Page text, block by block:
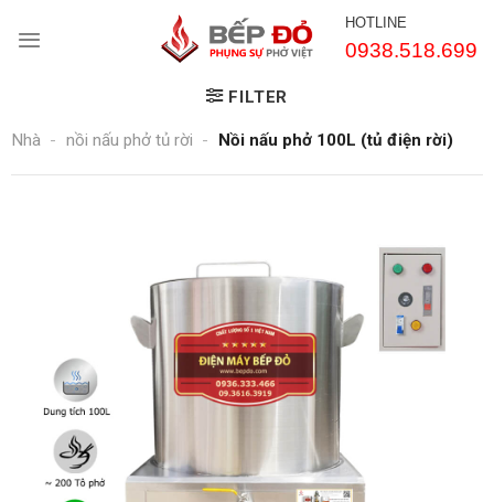
đến
HOTLINE
0938.518.699
FILTER
Nhà - nồi nấu phở tủ rời - Nồi nấu phở 100L (tủ điện rời)